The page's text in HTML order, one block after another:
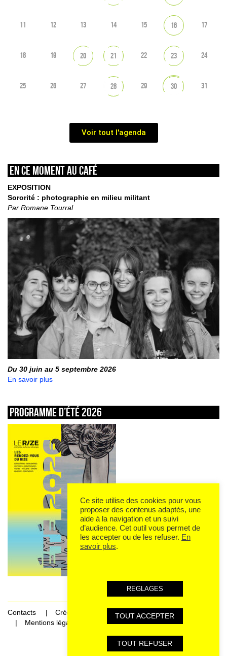
11 12 13 14 15 16 17
18 19 20 21 22 23 24
25 26 27 28 29 30 31
Voir tout l'agenda
En ce moment au café
EXPOSITION
Sororité : photographie en milieu militant
Par Romane Tourral
Du 30 juin au 5 septembre 2026
En savoir plus
Programme d’été 2026
Contacts
Crédits
Mentions légales et données personnelles
Ce site utilise des cookies pour vous
proposer des contenus adaptés, une
aide à la navigation et un suivi
d’audience. Cet outil vous permet de
les accepter ou de les refuser. En
savoir plus.
REGLAGES
TOUT ACCEPTER
TOUT REFUSER